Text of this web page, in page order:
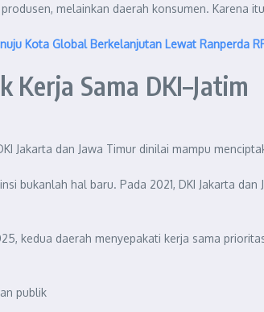
melainkan daerah konsumen. Karena
Kota Global Berkelanjutan Lewat Ranperda
Kerja Sama DKI–Jatim
Jakarta dan Jawa Timur dinilai mampu
bukanlah hal baru. Pada 2021, DKI Jakarta
kedua daerah menyepakati kerja sama
publik